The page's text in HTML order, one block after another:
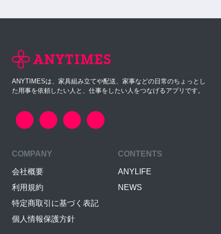
ANYTIMESは、家具組み立てや配送、家事などの日常のちょっとし
た用事を依頼したい人と、仕事をしたい人をつなげるアプリです。
COMPANY
会社概要
利用規約
特定商取引に基づく表記
個人情報保護方針
CONTENTS
ANYLIFE
NEWS